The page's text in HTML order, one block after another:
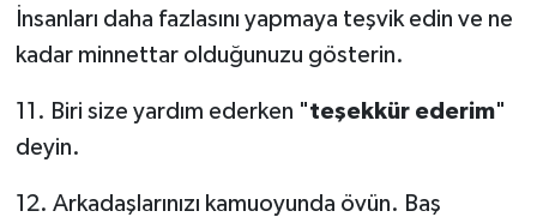
İnsanları daha fazlasını yapmaya teşvik edin ve ne
kadar minnettar olduğunuzu gösterin.
11. Biri size yardım ederken "teşekkür ederim"
deyin.
12. Arkadaşlarınızı kamuoyunda övün. Baş